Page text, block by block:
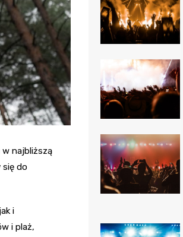
w najbliższą
się do
i
i plaż,